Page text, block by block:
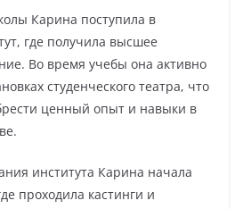
Карина поступила в
где получила высшее
Во время учебы она активно
студенческого театра, что
ценный опыт и навыки в
института Карина начала
проходила кастинги и